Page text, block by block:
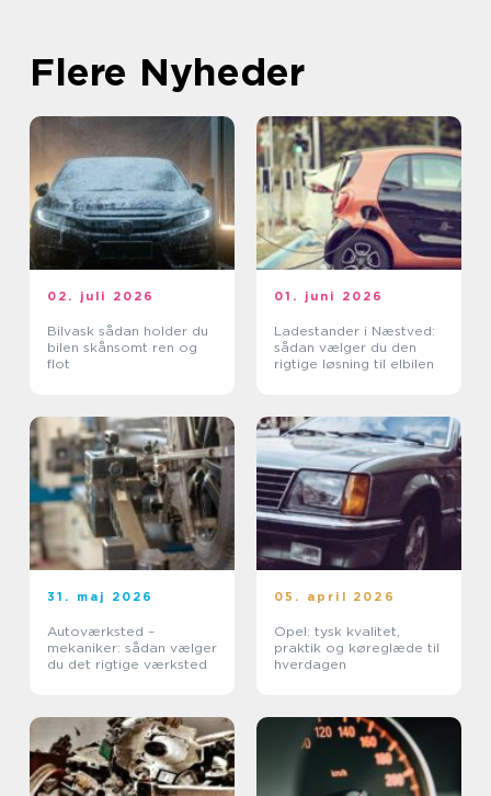
Flere Nyheder
02. juli 2026
Bilvask sådan holder du
bilen skånsomt ren og
flot
01. juni 2026
Ladestander i Næstved:
sådan vælger du den
rigtige løsning til elbilen
31. maj 2026
Autoværksted –
mekaniker: sådan vælger
du det rigtige værksted
05. april 2026
Opel: tysk kvalitet,
praktik og køreglæde til
hverdagen